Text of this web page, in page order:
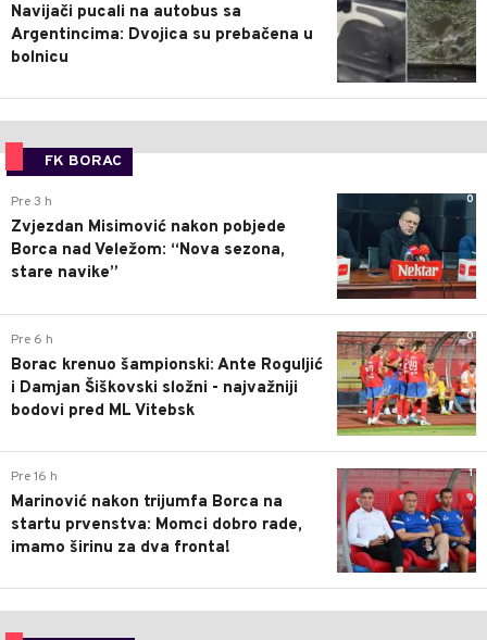
Navijači pucali na autobus sa
Argentincima: Dvojica su prebačena u
bolnicu
FK BORAC
0
Pre 3 h
Zvjezdan Misimović nakon pobjede
Borca nad Veležom: “Nova sezona,
stare navike”
0
Pre 6 h
Borac krenuo šampionski: Ante Roguljić
i Damjan Šiškovski složni - najvažniji
bodovi pred ML Vitebsk
1
Pre 16 h
Marinović nakon trijumfa Borca na
startu prvenstva: Momci dobro rade,
imamo širinu za dva fronta!